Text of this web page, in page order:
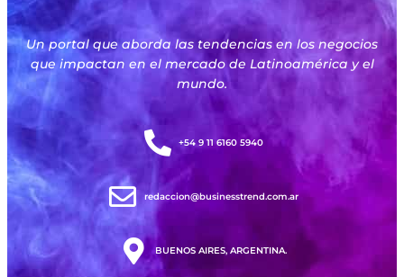
Un portal que aborda las tendencias en los negocios
que impactan en el mercado de Latinoamérica y el
mundo.
+54 9 11 6160 5940
redaccion@businesstrend.com.ar
BUENOS AIRES, ARGENTINA.